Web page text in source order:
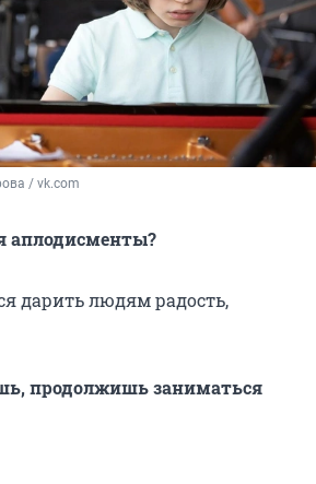
/ vk.com
аплодисменты?
дарить людям радость,
продолжишь заниматься